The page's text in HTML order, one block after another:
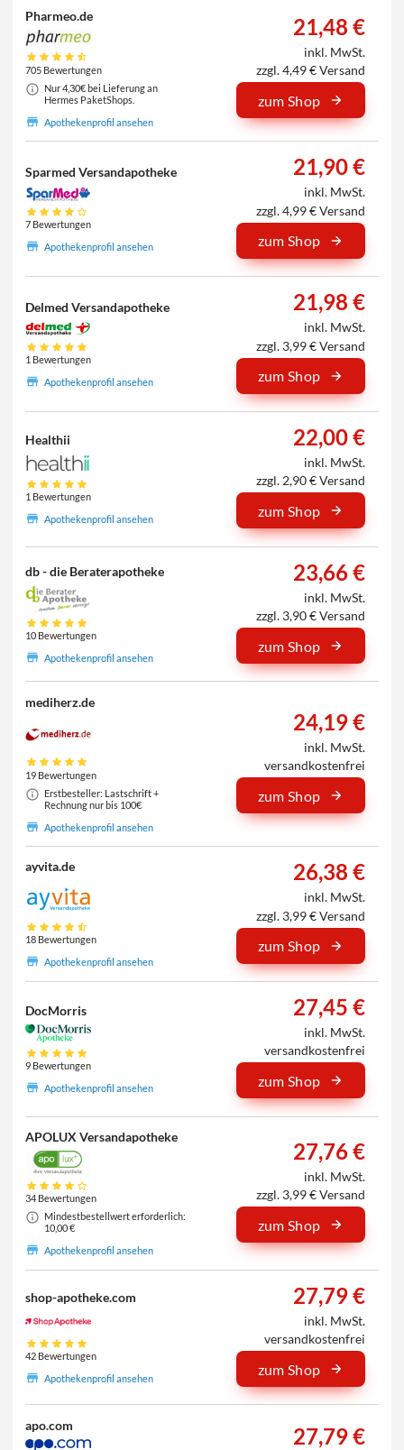
Pharmeo.de
705 Bewertungen
Nur 4,30€ bei Lieferung an
Hermes PaketShops.
Apothekenprofil ansehen
21,48 €
inkl. MwSt.
zzgl. 4,49 € Versand
zum Shop
Sparmed Versandapotheke
7 Bewertungen
Apothekenprofil ansehen
21,90 €
inkl. MwSt.
zzgl. 4,99 € Versand
zum Shop
Delmed Versandapotheke
1 Bewertungen
Apothekenprofil ansehen
21,98 €
inkl. MwSt.
zzgl. 3,99 € Versand
zum Shop
Healthii
1 Bewertungen
Apothekenprofil ansehen
22,00 €
inkl. MwSt.
zzgl. 2,90 € Versand
zum Shop
db - die Beraterapotheke
10 Bewertungen
Apothekenprofil ansehen
23,66 €
inkl. MwSt.
zzgl. 3,90 € Versand
zum Shop
mediherz.de
19 Bewertungen
Erstbesteller: Lastschrift +
Rechnung nur bis 100€
Apothekenprofil ansehen
24,19 €
inkl. MwSt.
versandkostenfrei
zum Shop
ayvita.de
18 Bewertungen
Apothekenprofil ansehen
26,38 €
inkl. MwSt.
zzgl. 3,99 € Versand
zum Shop
DocMorris
9 Bewertungen
Apothekenprofil ansehen
27,45 €
inkl. MwSt.
versandkostenfrei
zum Shop
APOLUX Versandapotheke
34 Bewertungen
Mindestbestellwert erforderlich:
10,00 €
Apothekenprofil ansehen
27,76 €
inkl. MwSt.
zzgl. 3,99 € Versand
zum Shop
shop-apotheke.com
42 Bewertungen
Apothekenprofil ansehen
27,79 €
inkl. MwSt.
versandkostenfrei
zum Shop
apo.com 27,79 €